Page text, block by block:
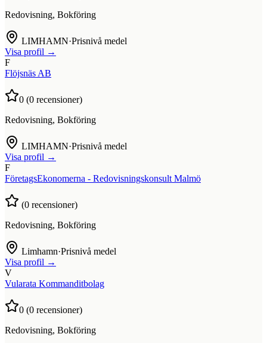
Redovisning, Bokföring
LIMHAMN·Prisnivå medel
Visa profil →
F
Flöjsnäs AB
0 (0 recensioner)
Redovisning, Bokföring
LIMHAMN·Prisnivå medel
Visa profil →
F
FöretagsEkonomerna - Redovisningskonsult Malmö
(0 recensioner)
Redovisning, Bokföring
Limhamn·Prisnivå medel
Visa profil →
V
Vularata Kommanditbolag
0 (0 recensioner)
Redovisning, Bokföring